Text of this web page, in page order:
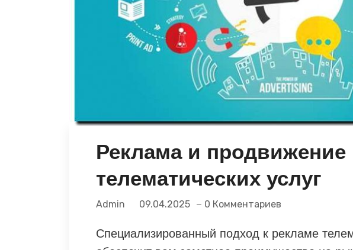
Реклама и продвижение
телематических услуг
Admin 09.04.2025 0 Комментариев
Специализированный подход к рекламе